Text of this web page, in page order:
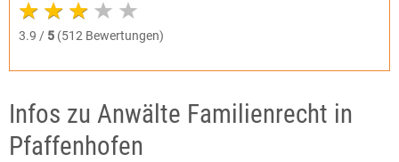
3.9 / 5 (512 Bewertungen)
Infos zu Anwälte Familienrecht in
Pfaffenhofen